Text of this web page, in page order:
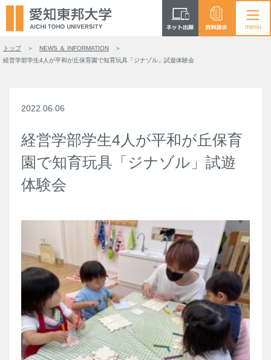
トップ
NEWS ＆ INFORMATION
経営学部学生4人が平和が丘保育園で知育玩具「ジナゾル」試遊体験会
2022.06.06
経営学部学生4人が平和が丘保育
園で知育玩具「ジナゾル」試遊
体験会